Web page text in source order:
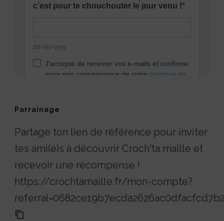
Parrainage
Partage ton lien de référence pour inviter
tes ami(e)s à découvrir Croch'ta maille et
recevoir une récompense !
https://crochtamaille.fr/mon-compte?